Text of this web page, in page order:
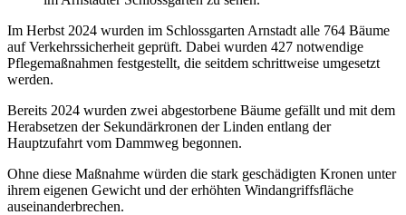
Im Herbst 2024 wurden im Schlossgarten Arnstadt alle 764 Bäume
auf Verkehrssicherheit geprüft. Dabei wurden 427 notwendige
Pflegemaßnahmen festgestellt, die seitdem schrittweise umgesetzt
werden.
Bereits 2024 wurden zwei abgestorbene Bäume gefällt und mit dem
Herabsetzen der Sekundärkronen der Linden entlang der
Hauptzufahrt vom Dammweg begonnen.
Ohne diese Maßnahme würden die stark geschädigten Kronen unter
ihrem eigenen Gewicht und der erhöhten Windangriffsfläche
auseinanderbrechen.